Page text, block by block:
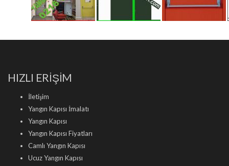
HIZLI ERİŞİM
İletişim
Yangın Kapısı İmalatı
Yangın Kapısı
Yangın Kapısı Fiyatları
Camlı Yangın Kapısı
Ucuz Yangın Kapısı